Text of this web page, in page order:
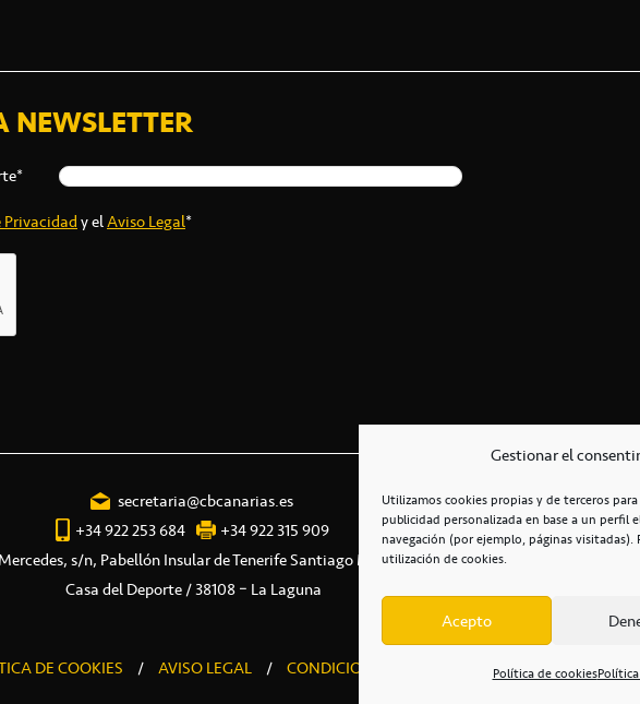
Gestionar el
Utilizamos cookies propias y de terceros
publicidad personalizada en base a un perfil
navegación (por ejemplo, páginas visitadas).
utilización de cookies.
Acepto
Política de cookies
NEWSLETTER
y elAviso Legal*
secretaria@cbcanarias.es
+34 922 253 684
+34 922 315 909
s/n, Pabellón Insular de Tenerife Santiago Martín
Casa del Deporte / 38108 – La Laguna
DE COOKIES / AVISO LEGAL / CONDICIONES COMERCIALES / ACCESIBILIDAD